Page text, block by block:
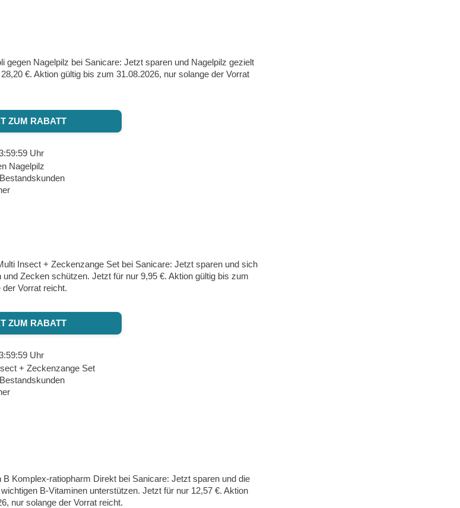
gegen Nagelpilz bei Sanicare: Jetzt sparen und Nagelpilz gezielt
€. Aktion gültig bis zum 31.08.2026, nur solange der Vorrat
ZUM RABATT
Uhr
Nagelpilz
Insect + Zeckenzange Set bei Sanicare: Jetzt sparen und sich
Zecken schützen. Jetzt für nur 9,95 €. Aktion gültig bis zum
Vorrat reicht.
ZUM RABATT
Uhr
+ Zeckenzange Set
B Komplex-ratiopharm Direkt bei Sanicare: Jetzt sparen und die
B-Vitaminen unterstützen. Jetzt für nur 12,57 €. Aktion
nur solange der Vorrat reicht.